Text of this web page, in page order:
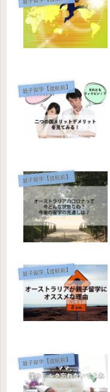
親子留学【渡航前】
親子留学【渡航前】
親子留学【渡航前】
親子留学【渡航前】